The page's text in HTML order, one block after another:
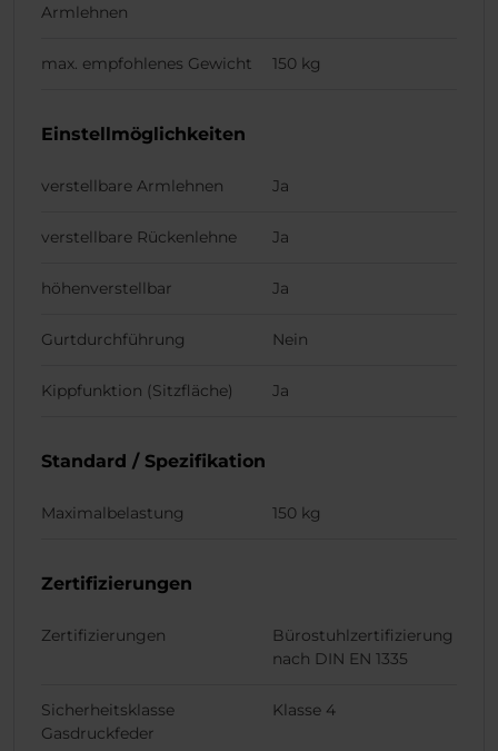
Armlehnen
max. empfohlenes Gewicht 150 kg
Einstellmöglichkeiten
verstellbare Armlehnen Ja
verstellbare Rückenlehne Ja
höhenverstellbar Ja
Gurtdurchführung Nein
Kippfunktion (Sitzfläche) Ja
Standard / Spezifikation
Maximalbelastung 150 kg
Zertifizierungen
Zertifizierungen
Bürostuhlzertifizierung
nach DIN EN 1335
Sicherheitsklasse
Gasdruckfeder
Klasse 4